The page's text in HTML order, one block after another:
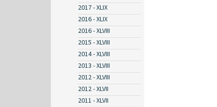
2017 - XLIX
2016 - XLIX
2016 - XLVIII
2015 - XLVIII
2014 - XLVIII
2013 - XLVIII
2012 - XLVIII
2012 - XLVII
2011 - XLVII